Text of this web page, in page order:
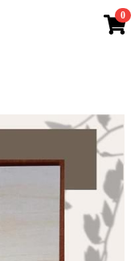
0
×